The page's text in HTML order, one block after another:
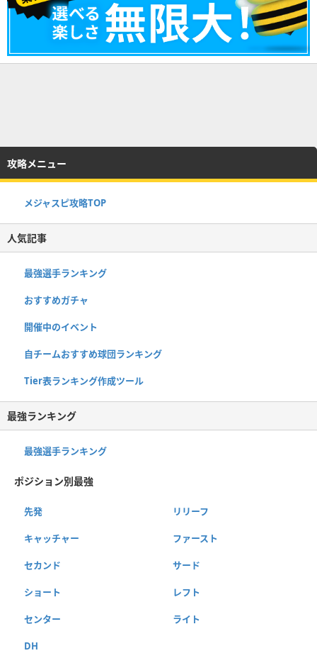
攻略メニュー
メジャスピ攻略TOP
人気記事
最強選手ランキング
おすすめガチャ
開催中のイベント
自チームおすすめ球団ランキング
Tier表ランキング作成ツール
最強ランキング
最強選手ランキング
ポジション別最強
先発 リリーフ
キャッチャー ファースト
セカンド サード
ショート レフト
センター ライト
DH